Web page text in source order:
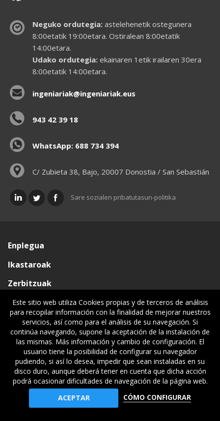
Neguko ordutegia:astelehenetik ostegunera
8:00etatik 19:00etara. Ostiralean 8:00etatik
14:00etara.
Udako ordutegia:ekainaren 1etik irailaren 30era
8:00etatik 14:00etara.
ingeniariak@ingeniariak.eus
943 42 39 18
WhatsApp: 688 734 394
C/ Zubieta 38, Bajo, 20007 Donostia / San Sebastián
Sare sozialen pribatutasun-politika
Enplegua
Ikastaroak
Zerbitzuak
Elkargoa
Oniritziak
Lehiatila Bakarra
Lege informazioa
© Gipuzkoako Industri Ingeniariaren Elkargo Ofiziala - Colegio
Oficial de Ingenieros Industriales de Gipuzkoa
Este sitio web utiliza Cookies propias y de terceros de análisis
para recopilar información con la finalidad de mejorar nuestros
servicios, así como para el análisis de su navegación. Si
continúa navegando, supone la aceptación de la instalación de
las mismas. Más información y cambio de configuración. El
usuario tiene la posibilidad de configurar su navegador
pudiendo, si así lo desea, impedir que sean instaladas en su
disco duro, aunque deberá tener en cuenta que dicha acción
podrá ocasionar dificultades de navegación de la página web.
ACEPTAR
CÓMO CONFIGURAR